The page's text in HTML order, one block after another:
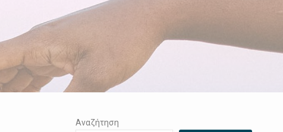
Αναζήτηση